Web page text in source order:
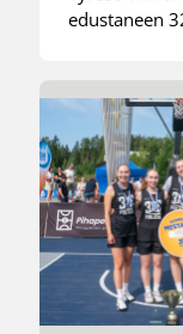
edustaneen